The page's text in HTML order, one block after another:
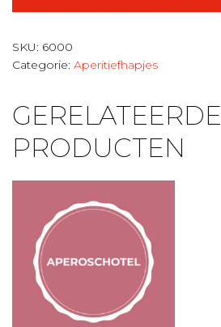
SKU: 6000
Categorie: Aperitiefhapjes
GERELATEERDE
PRODUCTEN